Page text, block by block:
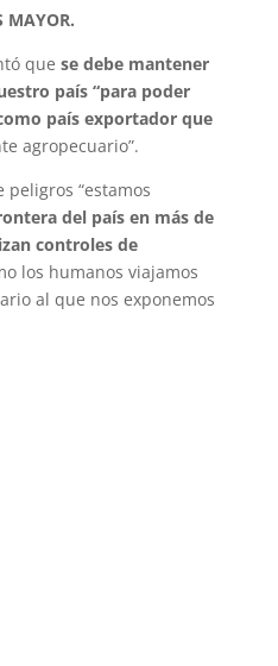
MAYOR.
que se debe mantener
país “para poder
país exportador que
agropecuario”.
“estamos
del país en más de
controles de
los humanos viajamos
al que nos exponemos